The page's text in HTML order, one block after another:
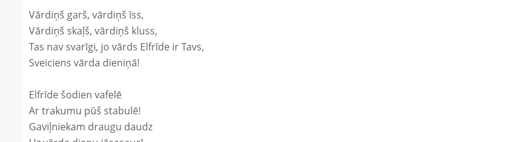
Vārdiņš garš, vārdiņš īss,
Vārdiņš skaļš, vārdiņš kluss,
Tas nav svarīgi, jo vārds Elfrīde ir Tavs,
Sveiciens vārda dieniņā!
Elfrīde šodien vafelē
Ar trakumu pūš stabulē!
Gaviļniekam draugu daudz